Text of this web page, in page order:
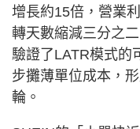
增長約15倍，營業
轉天數縮減三分之
驗證了LATR模式的
步攤薄單位成本，
輪。